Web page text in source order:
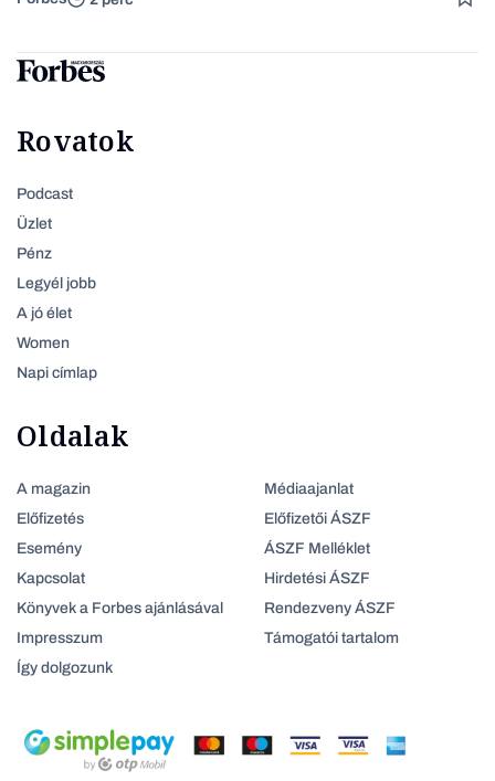
Rovatok
Podcast
Üzlet
Pénz
Legyél jobb
A jó élet
Women
Napi címlap
Oldalak
A magazin
Előfizetés
Esemény
Kapcsolat
Könyvek a Forbes ajánlásával
Impresszum
Így dolgozunk
Médiaajanlat
Előfizetői ÁSZF
ÁSZF Melléklet
Hirdetési ÁSZF
Rendezveny ÁSZF
Támogatói tartalom